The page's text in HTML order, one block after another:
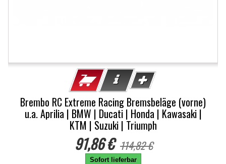
Brembo RC Extreme Racing Bremsbeläge (vorne)
u.a. Aprilia | BMW | Ducati | Honda | Kawasaki |
KTM | Suzuki | Triumph
91,86 € 114,82 €
Sofort lieferbar